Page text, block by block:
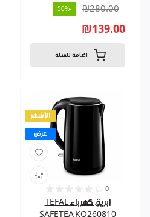
₪280.00
-50%
₪139.00
اضافة للسلة
الأشهر
عرض
0
ابريق كهرباء TEFAL
SAFETEA KO260810